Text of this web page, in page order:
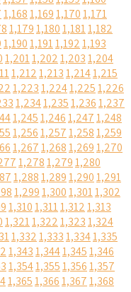
1,1681,1691,1701,171
1,1791,1801,1811,182
1,1901,1911,1921,193
1,2011,2021,2031,204
1,2121,2131,2141,215
1,2231,2241,2251,226
1,2341,2351,2361,237
1,2451,2461,2471,248
1,2561,2571,2581,259
1,2671,2681,2691,270
1,2781,2791,280
1,2881,2891,2901,291
1,2991,3001,3011,302
1,3101,3111,3121,313
1,3211,3221,3231,324
1,3321,3331,3341,335
1,3431,3441,3451,346
1,3541,3551,3561,357
1,3651,3661,3671,368